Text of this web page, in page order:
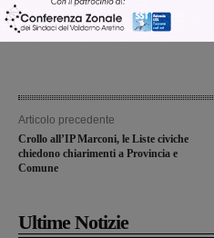
Articolo precedente
Crollo all’IP Marconi, le Liste civiche
chiedono chiarimenti a Provincia e
Comune
Ultime Notizie